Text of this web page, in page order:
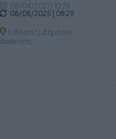
08/04/2021 | 10:28
08/08/2025 | 08:29
Ειδήσεις | Δημόσια
Διοίκηση